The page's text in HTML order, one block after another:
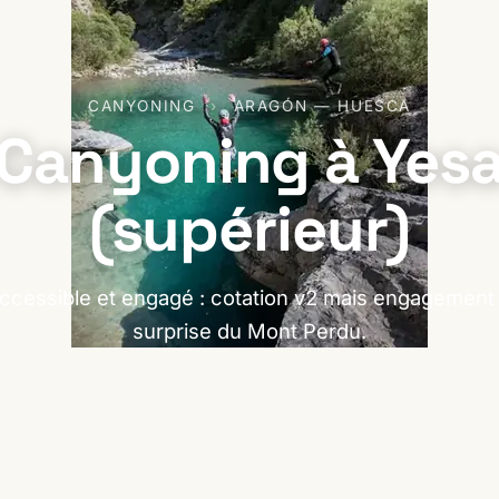
CANYONING › ARAGÓN — HUESCA
à
(supérieur)
et engagé : cotation v2 mais engagement
surprise du Mont Perdu.